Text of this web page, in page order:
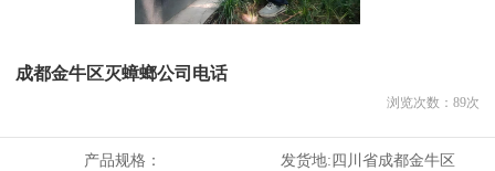
成都金牛区灭蟑螂公司电话
浏览次数： 89次
产品规格： 发货地:四川省成都金牛区